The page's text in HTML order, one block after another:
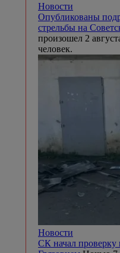
Новости
Опубликованы
стрельбы на
произошел 2
человек.
Новости
СК начал проверку